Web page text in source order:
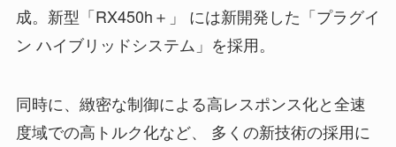
成。新型「RX450h＋」 には新開発した「プラグイ
ン ハイブリッドシステム」を採用。
同時に、緻密な制御による高レスポンス化と全速
度域での高トルク化など、 多くの新技術の採用に